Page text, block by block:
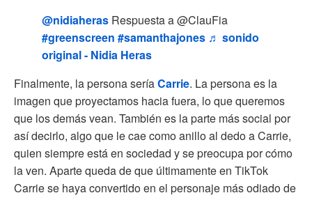
@nidiaheras Respuesta a @ClauFia
#greenscreen #samanthajones ♬ sonido
original - Nidia Heras
Finalmente, la persona seríaCarrie. La persona es la
imagen que proyectamos hacia fuera, lo que queremos
que los demás vean. También es la parte más social por
así decirlo, algo que le cae como anillo al dedo a Carrie,
quien siempre está en sociedad y se preocupa por cómo
la ven. Aparte queda de que últimamente en TikTok
Carrie se haya convertido en el personaje más odiado de